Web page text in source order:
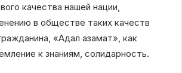
качества нашей нации,
в обществе таких качеств
«Адал азамат», как
к знаниям, солидарность.